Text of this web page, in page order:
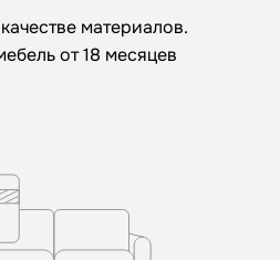
материалов.
от 18 месяцев